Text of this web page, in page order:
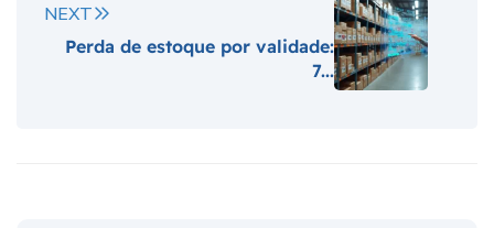
NEXT
Perda de estoque por validade:
7...